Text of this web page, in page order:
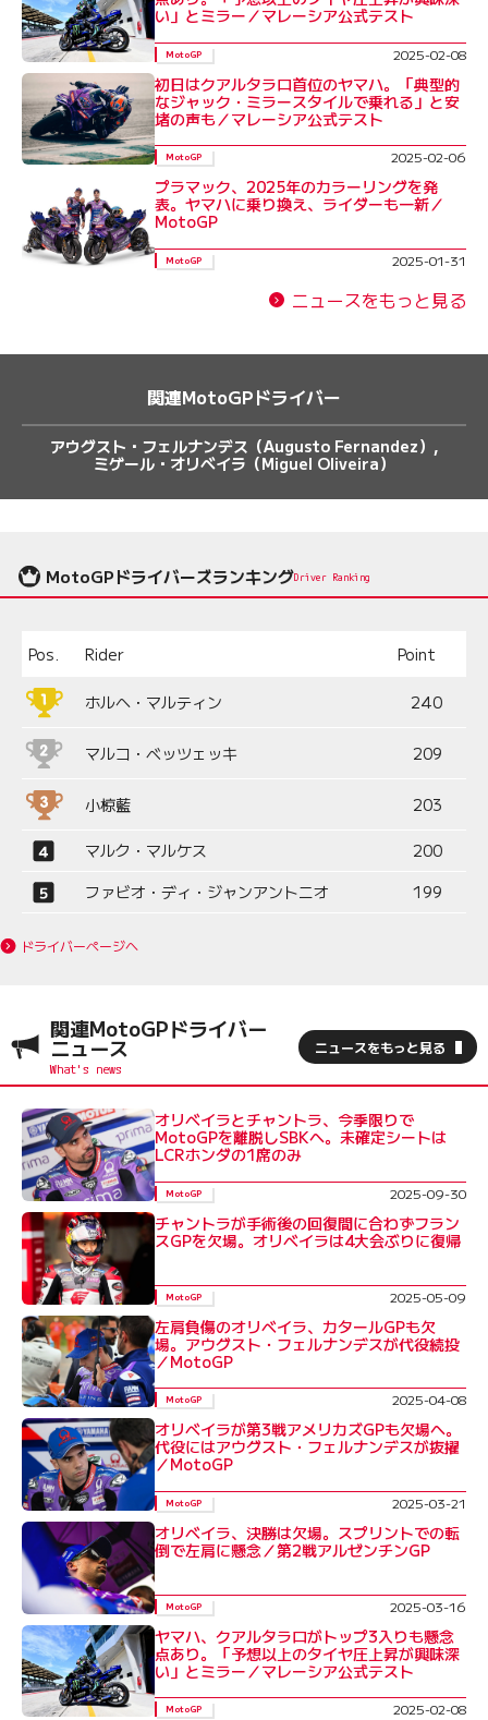
い」とミラー／マレーシア公式テスト
MotoGP 2025-02-08
初日はクアルタラロ首位のヤマハ。「典型的
なジャック・ミラースタイルで乗れる」と安
堵の声も／マレーシア公式テスト
MotoGP 2025-02-06
プラマック、2025年のカラーリングを発
表。ヤマハに乗り換え、ライダーも一新／
MotoGP
MotoGP 2025-01-31
ニュースをもっと見る
関連MotoGPドライバー
アウグスト・フェルナンデス（Augusto Fernandez）
ミゲール・オリベイラ（Miguel Oliveira）
MotoGPドライバーズランキングDriver Ranking
Pos. Rider Point
ホルヘ・マルティン 240
マルコ・ベッツェッキ 209
小椋藍 203
マルク・マルケス
200
ファビオ・ディ・ジャンアントニオ
199
ドライバーページへ
関連MotoGPドライバー
ニュース ニュースをもっと見る
オリベイラとチャントラ、今季限りで
MotoGPを離脱しSBKへ。未確定シートは
LCRホンダの1席のみ
MotoGP 2025-09-30
チャントラが手術後の回復間に合わずフラン
スGPを欠場。オリベイラは4大会ぶりに復帰
MotoGP 2025-05-09
左肩負傷のオリベイラ、カタールGPも欠
場。アウグスト・フェルナンデスが代役続投
／MotoGP
MotoGP 2025-04-08
オリベイラが第3戦アメリカズGPも欠場へ。
代役にはアウグスト・フェルナンデスが抜擢
／MotoGP
MotoGP 2025-03-21
オリベイラ、決勝は欠場。スプリントでの転
倒で左肩に懸念／第2戦アルゼンチンGP
MotoGP 2025-03-16
ヤマハ、クアルタラロがトップ3入りも懸念
点あり。「予想以上のタイヤ圧上昇が興味深
い」とミラー／マレーシア公式テスト
MotoGP 2025-02-08